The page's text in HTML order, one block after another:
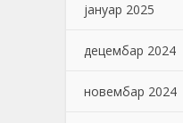
јануар 2025
децембар 2024
новембар 2024